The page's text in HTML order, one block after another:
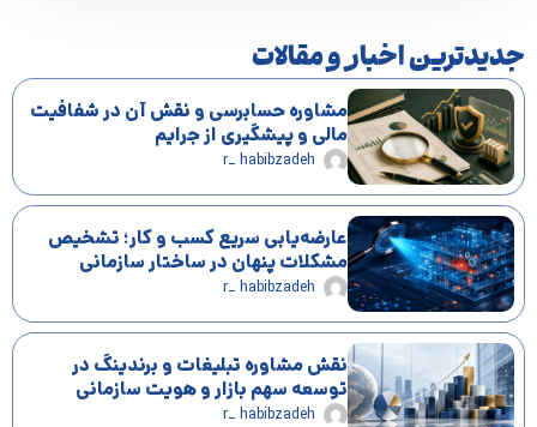
جدیدترین اخبار و مقالات
مشاوره حسابرسی و نقش آن در شفافیت
مالی و پیشگیری از جرایم
r_ habibzadeh
عارضه‌یابی سریع کسب و کار؛ تشخیص
مشکلات پنهان در ساختار سازمانی
r_ habibzadeh
نقش مشاوره تبلیغات و برندینگ در
توسعه سهم بازار و هویت سازمانی
r_ habibzadeh